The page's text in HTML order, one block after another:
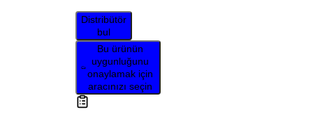
Distribütör
bul
Bu ürünün
uygunluğunu
onaylamak için
aracınızı seçin